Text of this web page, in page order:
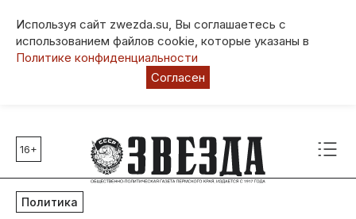
Используя сайт zwezda.su, Вы соглашаетесь с
использованием файлов cookie, которые указаны в
Политике конфиденциальности
Согласен
Главные темы
80 лет Победы
Молодежная столица РФ
16+
Политика